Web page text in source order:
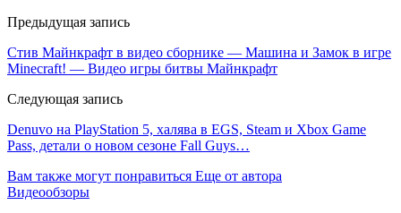
Предыдущая запись
Стив Майнкрафт в видео сборнике — Машина и Замок в игре
Minecraft! — Видео игры битвы Майнкрафт
Следующая запись
Denuvo на PlayStation 5, халява в EGS, Steam и Xbox Game
Pass, детали о новом сезоне Fall Guys…
Вам также могут понравиться Еще от автора
Видеообзоры